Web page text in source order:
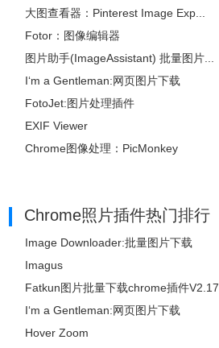
大图查看器：Pinterest Image Exp...
Fotor：图像编辑器
图片助手(ImageAssistant) 批量图片...
I‘m a Gentleman:网页图片下载
FotoJet:图片处理插件
EXIF Viewer
Chrome图像处理：PicMonkey
Chrome照片插件热门排行
Image Downloader:批量图片下载
Imagus
Fatkun图片批量下载chrome插件V2.17
I‘m a Gentleman:网页图片下载
Hover Zoom